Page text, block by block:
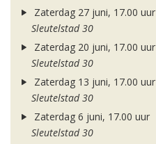
Zaterdag 27 juni, 17.00 uur
Sleutelstad 30
Zaterdag 20 juni, 17.00 uur
Sleutelstad 30
Zaterdag 13 juni, 17.00 uur
Sleutelstad 30
Zaterdag 6 juni, 17.00 uur
Sleutelstad 30